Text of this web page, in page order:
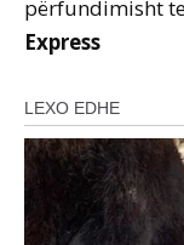
përfundimisht
Express